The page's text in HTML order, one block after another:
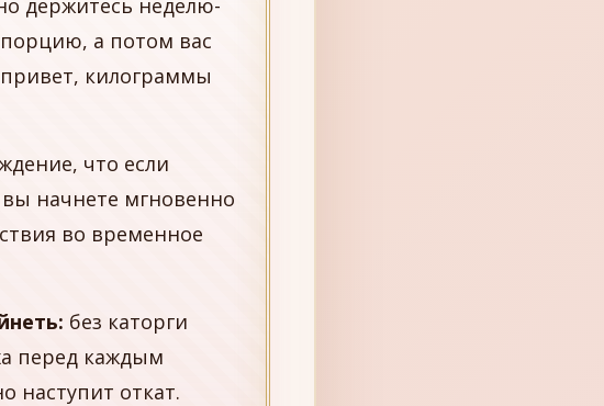
держитесь неделю-
а потом вас
килограммы
что если
начнете мгновенно
во временное
без каторги
перед каждым
наступит откат.